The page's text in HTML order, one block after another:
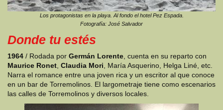
Los protagonistas en la playa. Al fondo el hotel Pez Espada.
Fotografía: José Salvador
Donde tu estés
1964 / Rodada por Germán Lorente , cuenta en su reparto con
Maurice Ronet Claudia Mori , María Asquerino, Helga Liné, etc.
Narra el romance entre una joven rica y un escritor al que conoce
en un bar de Torremolinos. El largometraje tiene como escenarios
las calles de Torremolinos y diversos locales.